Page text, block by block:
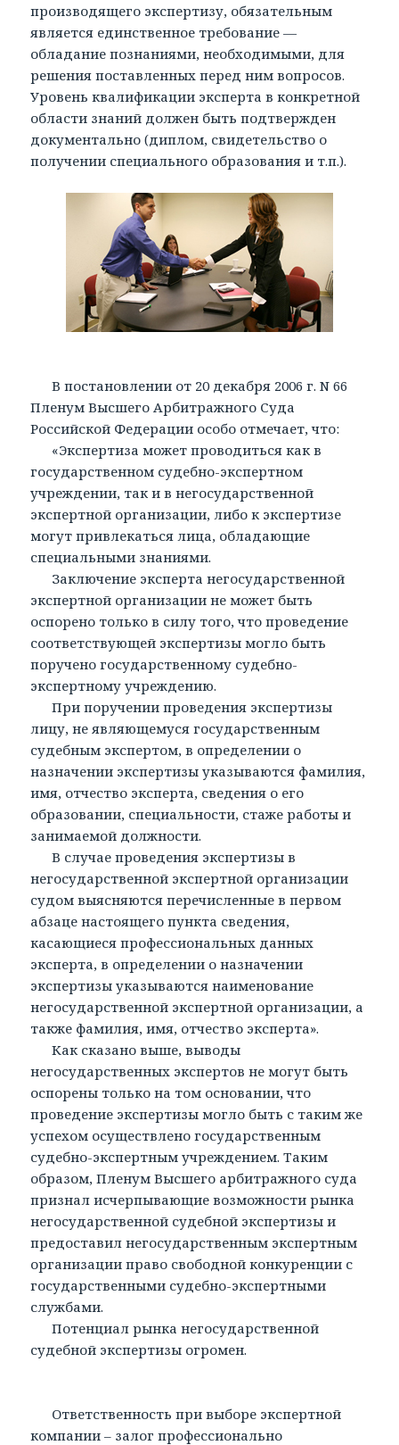
производящего экспертизу, обязательным
является единственное требование —
обладание познаниями, необходимыми, для
решения поставленных перед ним вопросов.
Уровень квалификации эксперта в конкретной
области знаний должен быть подтвержден
документально (диплом, свидетельство о
получении специального образования и т.п.).
В постановлении от 20 декабря 2006 г. N 66
Пленум Высшего Арбитражного Суда
Российской Федерации особо отмечает, что:
«Экспертиза может проводиться как в
государственном судебно-экспертном
учреждении, так и в негосударственной
экспертной организации, либо к экспертизе
могут привлекаться лица, обладающие
специальными знаниями.
Заключение эксперта негосударственной
экспертной организации не может быть
оспорено только в силу того, что проведение
соответствующей экспертизы могло быть
поручено государственному судебно-
экспертному учреждению.
При поручении проведения экспертизы
лицу, не являющемуся государственным
судебным экспертом, в определении о
назначении экспертизы указываются фамилия,
имя, отчество эксперта, сведения о его
образовании, специальности, стаже работы и
занимаемой должности.
В случае проведения экспертизы в
негосударственной экспертной организации
судом выясняются перечисленные в первом
абзаце настоящего пункта сведения,
касающиеся профессиональных данных
эксперта, в определении о назначении
экспертизы указываются наименование
негосударственной экспертной организации, а
также фамилия, имя, отчество эксперта».
Как сказано выше, выводы
негосударственных экспертов не могут быть
оспорены только на том основании, что
проведение экспертизы могло быть с таким же
успехом осуществлено государственным
судебно-экспертным учреждением. Таким
образом, Пленум Высшего арбитражного суда
признал исчерпывающие возможности рынка
негосударственной судебной экспертизы и
предоставил негосударственным экспертным
организации право свободной конкуренции с
государственными судебно-экспертными
службами.
Потенциал рынка негосударственной
судебной экспертизы огромен.
Ответственность при выборе экспертной
компании – залог профессионально